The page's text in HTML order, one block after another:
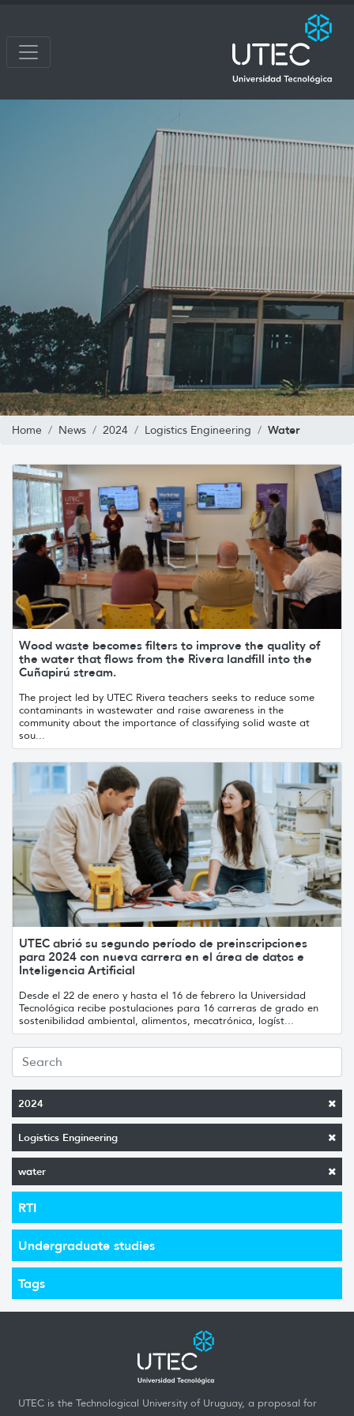
Home News 2024 Logistics Engineering Water
2024
Logistics Engineering
water
RTI
Undergraduate studies
Tags
Wood waste becomes filters to improve the quality of
the water that flows from the Rivera landfill into the
Cuñapirú stream.
The project led by UTEC Rivera teachers seeks to reduce some
contaminants in wastewater and raise awareness in the
community about the importance of classifying solid waste at
sou...
UTEC abrió su segundo período de preinscripciones
para 2024 con nueva carrera en el área de datos e
Inteligencia Artificial
Desde el 22 de enero y hasta el 16 de febrero la Universidad
Tecnológica recibe postulaciones para 16 carreras de grado en
sostenibilidad ambiental, alimentos, mecatrónica, logíst...
UTEC is the Technological University of Uruguay, a proposal for